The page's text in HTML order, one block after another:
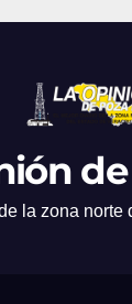
la zona norte